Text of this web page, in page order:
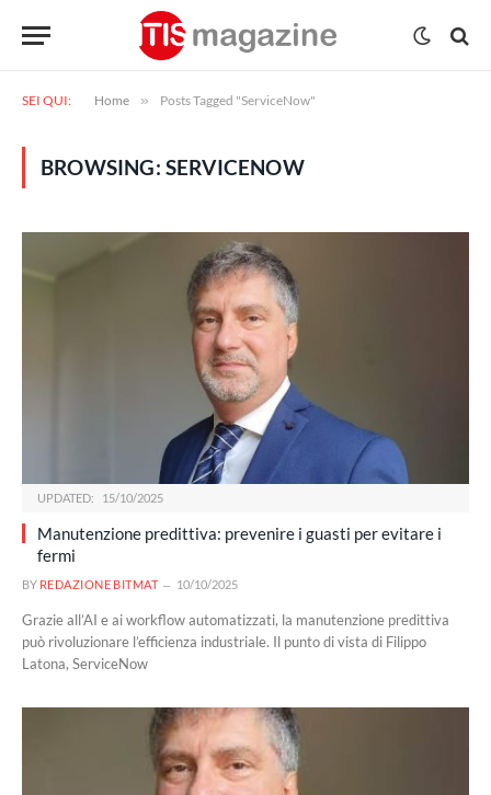
SEI QUI: Home » Posts Tagged "ServiceNow"
BROWSING: SERVICENOW
UPDATED: 15/10/2025
Manutenzione predittiva: prevenire i guasti per evitare i
fermi
BY REDAZIONE BITMAT 10/10/2025
Grazie all’AI e ai workflow automatizzati, la manutenzione predittiva
può rivoluzionare l’efficienza industriale. Il punto di vista di Filippo
Latona, ServiceNow